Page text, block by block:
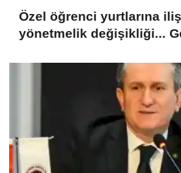
Özel öğrenci yurtlarına
yönetmelik değişikliği...